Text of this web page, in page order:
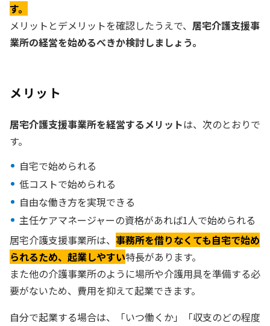
す。
メリットとデメリットを確認したうえで、 居宅介護支援事
業所の経営を始めるべきか検討しましょう。
メリット
居宅介護支援事業所を経営するメリットは、次のとおりで
す。
自宅で始められる
低コストで始められる
自由な働き方を実現できる
主任ケアマネージャーの資格があれば1人で始められる
居宅介護支援事業所は、 事務所を借りなくても自宅で始め
られるため、起業しやすい特長があります。
また他の介護事業所のように場所や介護用具を準備する必
要がないため、費用を抑えて起業できます。
自分で起業する場合は、「いつ働くか」「収支のどの程度